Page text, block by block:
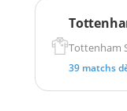
Tottenham
39 matchs